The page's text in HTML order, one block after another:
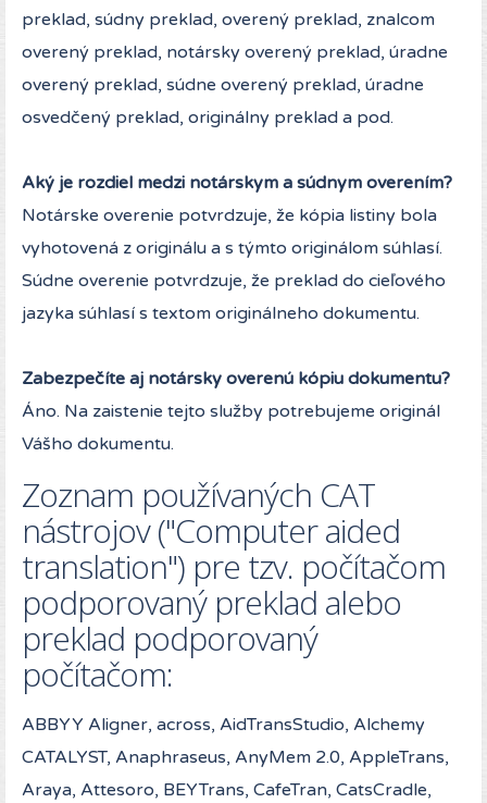
preklad, súdny preklad, overený preklad, znalcom
overený preklad, notársky overený preklad, úradne
overený preklad, súdne overený preklad, úradne
osvedčený preklad, originálny preklad a pod.
Aký je rozdiel medzi notárskym a súdnym overením?
Notárske overenie potvrdzuje, že kópia listiny bola
vyhotovená z originálu a s týmto originálom súhlasí.
Súdne overenie potvrdzuje, že preklad do cieľového
jazyka súhlasí s textom originálneho dokumentu.
Zabezpečíte aj notársky overenú kópiu dokumentu?
Áno. Na zaistenie tejto služby potrebujeme originál
Vášho dokumentu.
Zoznam používaných CAT
nástrojov ("Computer aided
translation") pre tzv. počítačom
podporovaný preklad alebo
preklad podporovaný
počítačom:
ABBYY Aligner, across, AidTransStudio, Alchemy
CATALYST, Anaphraseus, AnyMem 2.0, AppleTrans,
Araya, Attesoro, BEYTrans, CafeTran, CatsCradle,